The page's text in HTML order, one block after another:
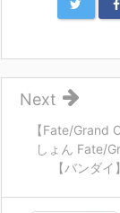
【Fate/Grand
しょん Fate/
【バンダ
Next